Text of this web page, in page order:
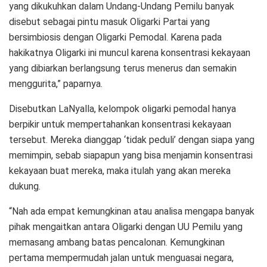
yang dikukuhkan dalam Undang-Undang Pemilu banyak
disebut sebagai pintu masuk Oligarki Partai yang
bersimbiosis dengan Oligarki Pemodal. Karena pada
hakikatnya Oligarki ini muncul karena konsentrasi kekayaan
yang dibiarkan berlangsung terus menerus dan semakin
menggurita,” paparnya.
Disebutkan LaNyalla, kelompok oligarki pemodal hanya
berpikir untuk mempertahankan konsentrasi kekayaan
tersebut. Mereka dianggap ‘tidak peduli’ dengan siapa yang
memimpin, sebab siapapun yang bisa menjamin konsentrasi
kekayaan buat mereka, maka itulah yang akan mereka
dukung.
“Nah ada empat kemungkinan atau analisa mengapa banyak
pihak mengaitkan antara Oligarki dengan UU Pemilu yang
memasang ambang batas pencalonan. Kemungkinan
pertama mempermudah jalan untuk menguasai negara,